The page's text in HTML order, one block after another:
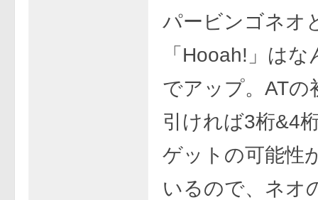
パービンゴネオ
「Hooah!」は
でアップ。ATの
引ければ3桁&4
ゲットの可能性
いるので、ネオ